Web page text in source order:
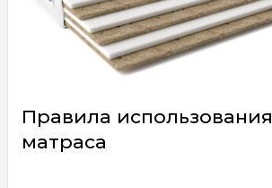
Правила использования
матраса